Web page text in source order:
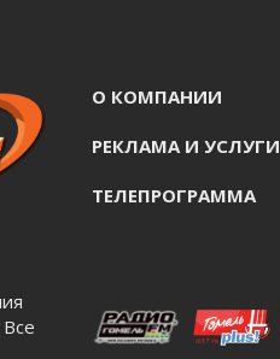
О КОМПАНИИ
РЕКЛАМА И УСЛУГИ
ТЕЛЕПРОГРАММА